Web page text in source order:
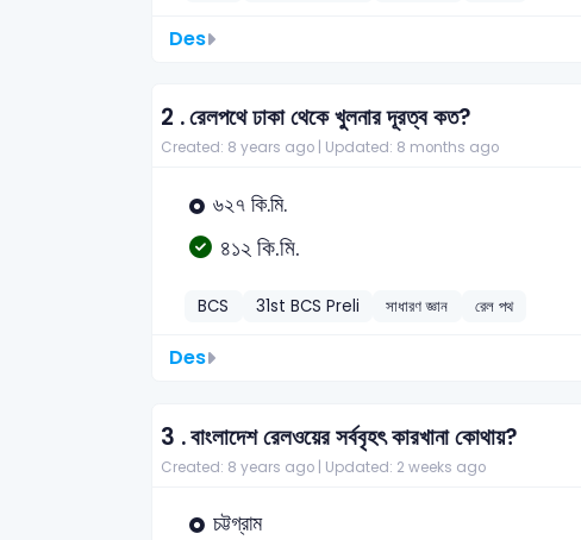
Des
2 .রেলপথে ঢাকা থেকে খুলনার দূরত্ব কত?
Created: 8 years ago | Updated: 8 months ago
৬২৭ কি.মি.
৪১২ কি.মি.
BCS 31st BCS Preli সাধারণ জ্ঞান রেল পথ
Des
3 .বাংলাদেশ রেলওয়ের সর্ববৃহৎ কারখানা কোথায়?
Created: 8 years ago | Updated: 2 weeks ago
চট্টগ্রাম